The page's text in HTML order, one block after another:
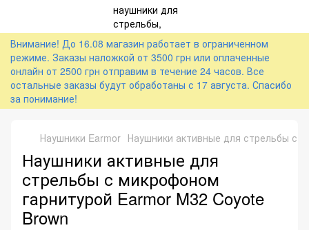
Внимание! До 16.08 магазин работает в ограниченном
режиме. Заказы наложкой от 3500 грн или оплаченные
онлайн от 2500 грн отправим в течение 24 часов. Все
остальные заказы будут обработаны с 17 августа. Спасибо
за понимание!
Наушники Earmor Наушники активные для стрельбы с
Наушники активные для
стрельбы с микрофоном
гарнитурой Earmor M32 Coyote
Brown